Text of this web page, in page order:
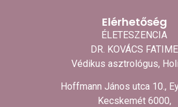
Elérhetőség
ÉLETESZENCIA
DR. KOVÁCS FATIME
Védikus asztrológus,
Hoffmann János utca 10.,
Kecskemét 6000,